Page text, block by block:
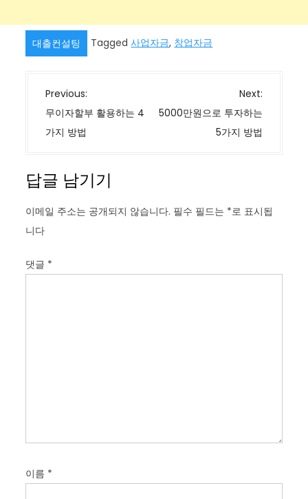
대출컨설팅 Tagged사업자금, 창업자금
글
탐
색
Previous:
무이자할부 활용하는 4
가지 방법
Next:
5000만원으로 투자하는
5가지 방법
답글 남기기
이메일 주소는 공개되지 않습니다. 필수 필드는 *로 표시됩
니다
댓글 *
이름 *